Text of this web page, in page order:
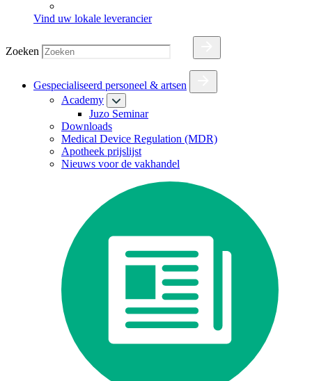
Vind uw lokale leverancier
Zoeken
Gespecialiseerd personeel & artsen
Academy
Juzo Seminar
Downloads
Medical Device Regulation (MDR)
Apotheek prijslijst
Nieuws voor de vakhandel